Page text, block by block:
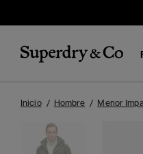
Inicio Hombre Menor